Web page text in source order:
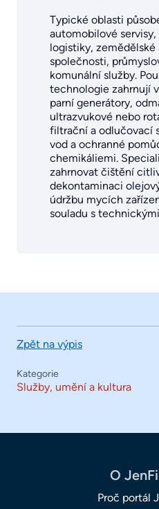
Typické oblasti
automobilové
logistiky, zemědělské
společnosti,
komunální služby.
technologie zahrnují
parní generátory,
ultrazvukové nebo
filtrační a odlučovací
vod a ochranné
chemikáliemi.
zahrnovat čištění
dekontaminaci
údržbu mycích
souladu s
Zpět na výpis
Kategorie
Služby, umění a kultura
O
Proč portál